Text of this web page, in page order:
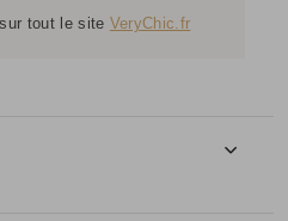
tout le site VeryChic.fr